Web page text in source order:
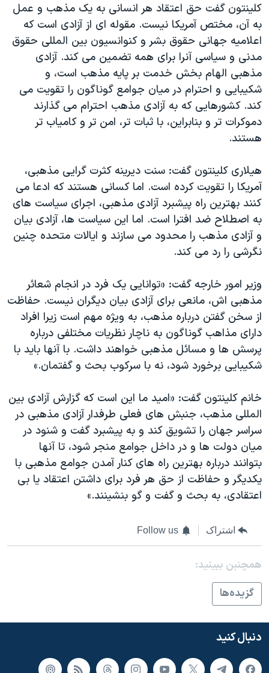
کلینتون گفت حق اعتقاد هر انسانی به یک مذهب و عمل
به آن، مختص آمریکا نیست. مقوله ای از آزادی است که
اعلامیه جهانی حقوق بشر و کنوانسیون بین المللی حقوق
مدنی و سیاسی آنرا برای همه تضمین می کند. آزادی
مذهبی الهام بخش خدمت بر پایه مذهب است، و
شکیبایی و احترام در میان جوامع گوناگون را تقویت می
کند. کشورهایی که به آزادی مذهب احترام می گذارند
دموکرات تر و بنابراین، با ثبات تر، امن تر و کامیاب تر
هستند.
هیلاری کلینتون گفت: سنت دیرینه کثرت گرایی مذهبی،
آمریکا را تقویت کرده است. اما کسانی هستند که ادعا می
کنند بهترین راه پیشبرد آزادی مذهبی، اجرای سیاست های
به اصطلاح ضد افترا است. اما این سیاست ها، آزادی بیان
و آزادی مذهب را محدود می سازند و ایالات متحده چنین
نگرشی را رد می کند.
وزیر امور خارجه گفت: «توانایی یک فرد در انجام شعائر
مذهبی اش، مانعی برای آزادی بیان دیگران نیست. حفاظت
از سخن گفتن درباره مذهب، به ویژه مهم است زیرا افراد
دارای مذاهب گوناگون به ناچار نظریات مختلفی درباره
پرسش ها و مسائل مذهبی خواهند داشت. با آنها باید با
شکیبایی برخورد شود، نه با سرکوب بحث و گفتمان.»
خانم کلینتون گفت: «امید ما این است که گزارش آزادی بین
المللی مذهب، جنبش های فعلی طرفدار آزادی مذهبی در
سراسر جهان را تشویق کند و به پیشبرد گفت و شنود در
میان دولت ها و در داخل جوامع منجر شود، تا آنها
بتوانند درباره بهترین راه های کنار آمدن جوامع مذهبی با
یکدیگر و حفاظت از حق هر فرد برای داشتن اعتقاد یا بی
اعتقادی، به بحث و گفت و گو بنشینند.»
اشتراک Follow us
همچنبن ببینید:
گزيده‌ها
دنبال کنید